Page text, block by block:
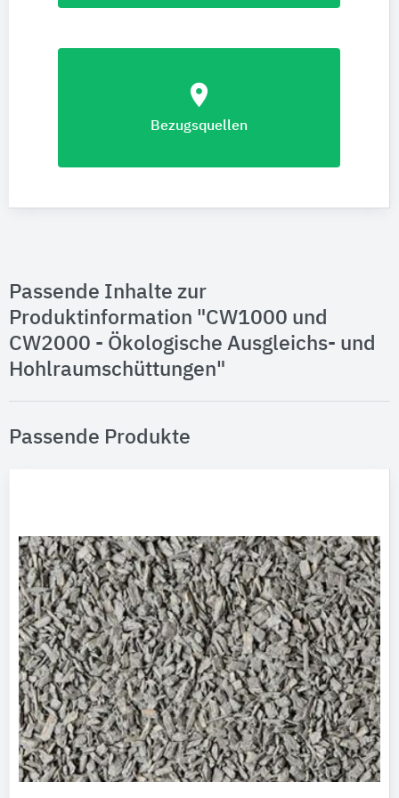
location_on
Bezugsquellen
Passende Inhalte zur
Produktinformation "CW1000 und
CW2000 - Ökologische Ausgleichs- und
Hohlraumschüttungen"
Passende Produkte